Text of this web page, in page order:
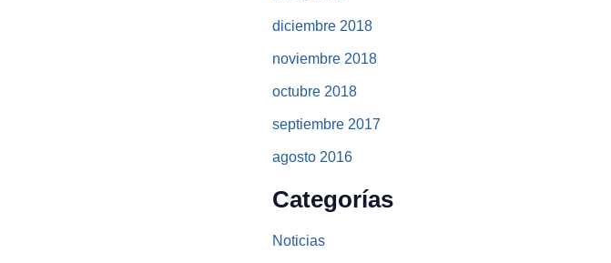
diciembre 2018
noviembre 2018
octubre 2018
septiembre 2017
agosto 2016
Categorías
Noticias